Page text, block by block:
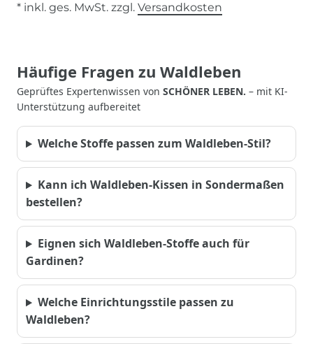
* inkl. ges. MwSt. zzgl. Versandkosten
Häufige Fragen zu Waldleben
Geprüftes Expertenwissen von SCHÖNER LEBEN. – mit KI-
Unterstützung aufbereitet
Welche Stoffe passen zum Waldleben-Stil?
Kann ich Waldleben-Kissen in Sondermaßen
bestellen?
Eignen sich Waldleben-Stoffe auch für
Gardinen?
Welche Einrichtungsstile passen zu
Waldleben?